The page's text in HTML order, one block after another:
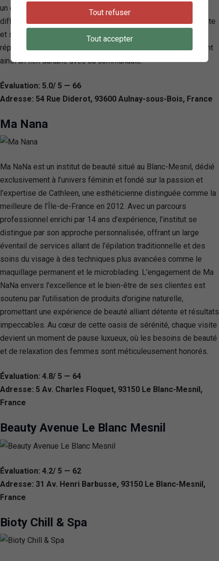
un engagement à soutenir le parcours de santé de chacun. La
différence d’O’Bien Etre réside dans son ambiance accueillante
et sa capacité à créer des expériences sur mesure qui
répondent aux besoins spécifiques de ses clients, établissant
ainsi un lien durable avec sa communauté.
Évaluation: 5.0/ 5 — 66
Adresse: 54 Rue Diderot, 93600 Aulnay-sous-Bois, France
Ma Nana
Ma NaNa est un institut de beauté situé au Blanc-Mesnil, dédié
exclusivement à l’univers féminin et fondé sur la passion et
l’expertise de Cathleen, une esthéticienne distinguée comme la
meilleure de l’Île-de-France en 2012. Avec un parcours
professionnel enrichi par 14 ans d’expérience, l’institut se
distingue par son approche personnalisée, offrant un large
éventail de services allant de l’épilation traditionnelle et des
soins du visage à des techniques plus avancées comme le
maquillage permanent et le microblading. L’engagement de Ma
NaNa envers l’excellence et le bien-être de ses clientes est
soutenu par l’utilisation de produits d’origine naturelle,
promettant une expérience de beauté alliant détente et résultats
impeccables. Au cœur de cette oasis de sérénité, chaque visite
devient un moment de pause luxueux, où les besoins de beauté
et de relaxation des femmes sont méticuleusement honorés.
Évaluation: 4.8/ 5 — 64
Adresse: 5 Av. Charles Floquet, 93150 Le Blanc-Mesnil,
France
Beauty Avenue Le Blanc Mesnil
Évaluation: 4.2/ 5 — 62
Adresse: 31 Av. Henri Barbusse, 93150 Le Blanc-Mesnil,
France
Bioty Chill & Spa
Tout refuser
Tout accepter